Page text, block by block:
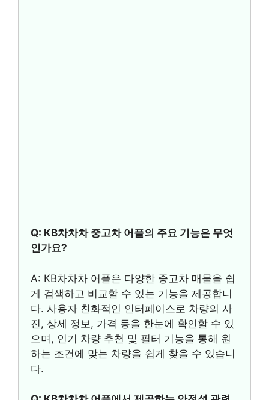
Q: KB차차차 중고차 어플의 주요 기능은 무엇
인가요?
A: KB차차차 어플은 다양한 중고차 매물을 쉽
게 검색하고 비교할 수 있는 기능을 제공합니
다. 사용자 친화적인 인터페이스로 차량의 사
진, 상세 정보, 가격 등을 한눈에 확인할 수 있
으며, 인기 차량 추천 및 필터 기능을 통해 원
하는 조건에 맞는 차량을 쉽게 찾을 수 있습니
다.